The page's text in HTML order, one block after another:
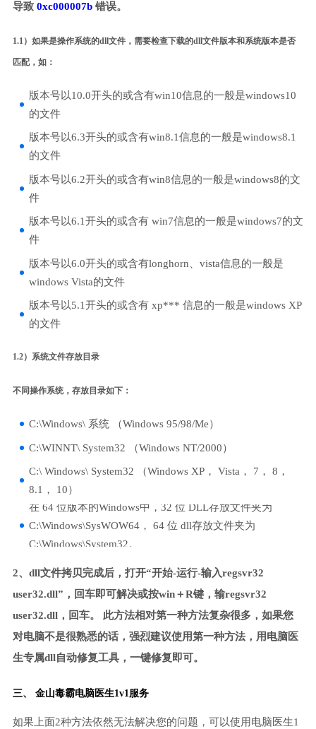
导致 0xc000007b错误。
1.1）如果是操作系统的dll文件，需要检查下载的dll文件版本和系统版本是否
匹配，如：
版本号以10.0开头的或含有win10信息的一般是windows10
的文件
版本号以6.3开头的或含有win8.1信息的一般是windows8.1
的文件
版本号以6.2开头的或含有win8信息的一般是windows8的文
件
版本号以6.1开头的或含有 win7信息的一般是windows7的文
件
版本号以6.0开头的或含有longhorn、vista信息的一般是
windows Vista的文件
版本号以5.1开头的或含有 xp*** 信息的一般是windows XP
的文件
1.2）系统文件存放目录
不同操作系统，存放目录如下：
C:\Windows\ 系统 （Windows 95/98/Me）
C:\WINNT\ System32 （Windows NT/2000）
C:\ Windows\ System32 （Windows XP， Vista， 7， 8，
8.1， 10）
在 64 位版本的Windows中，32 位 DLL存放文件夹为
C:\Windows\SysWOW64， 64 位 dll存放文件夹为
C:\Windows\System32。
2、dll文件拷贝完成后，打开“开始-运行-输入regsvr32
user32.dll”，回车即可解决或按win＋R键，输regsvr32
user32.dll，回车。 此方法相对第一种方法复杂很多，如果您
对电脑不是很熟悉的话，强烈建议使用第一种方法，用电脑医
生专属dll自动修复工具，一键修复即可。
三、 金山毒霸电脑医生1v1服务
如果上面2种方法依然无法解决您的问题，可以使用电脑医生1